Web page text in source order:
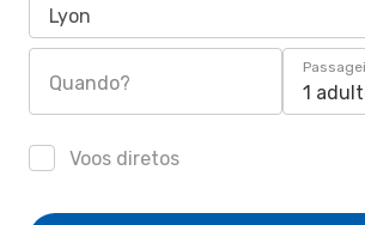
Lyon
Quando? 1
Voos diretos